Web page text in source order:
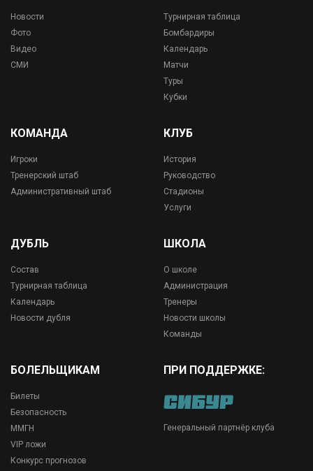
Новости
Фото
Видео
СМИ
Турнирная таблица
Бомбардиры
Календарь
Матчи
Туры
Кубки
КОМАНДА
Игроки
Тренерский штаб
Административный штаб
КЛУБ
История
Руководство
Стадионы
Услуги
ДУБЛЬ
Состав
Турнирная таблица
Календарь
Новости дубля
ШКОЛА
О школе
Администрация
Тренеры
Новости школы
Команды
БОЛЕЛЬЩИКАМ
Билеты
Безопасность
ММГН
VIP ложи
Конкурс прогнозов
ПРИ ПОДДЕРЖКЕ:
Генеральный партнёр клуба